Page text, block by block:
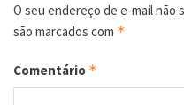
O seu endereço de e-mail não
são marcados com *
Comentário *